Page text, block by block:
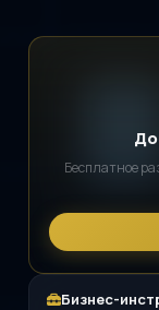
Бесплатное
Бизнес-